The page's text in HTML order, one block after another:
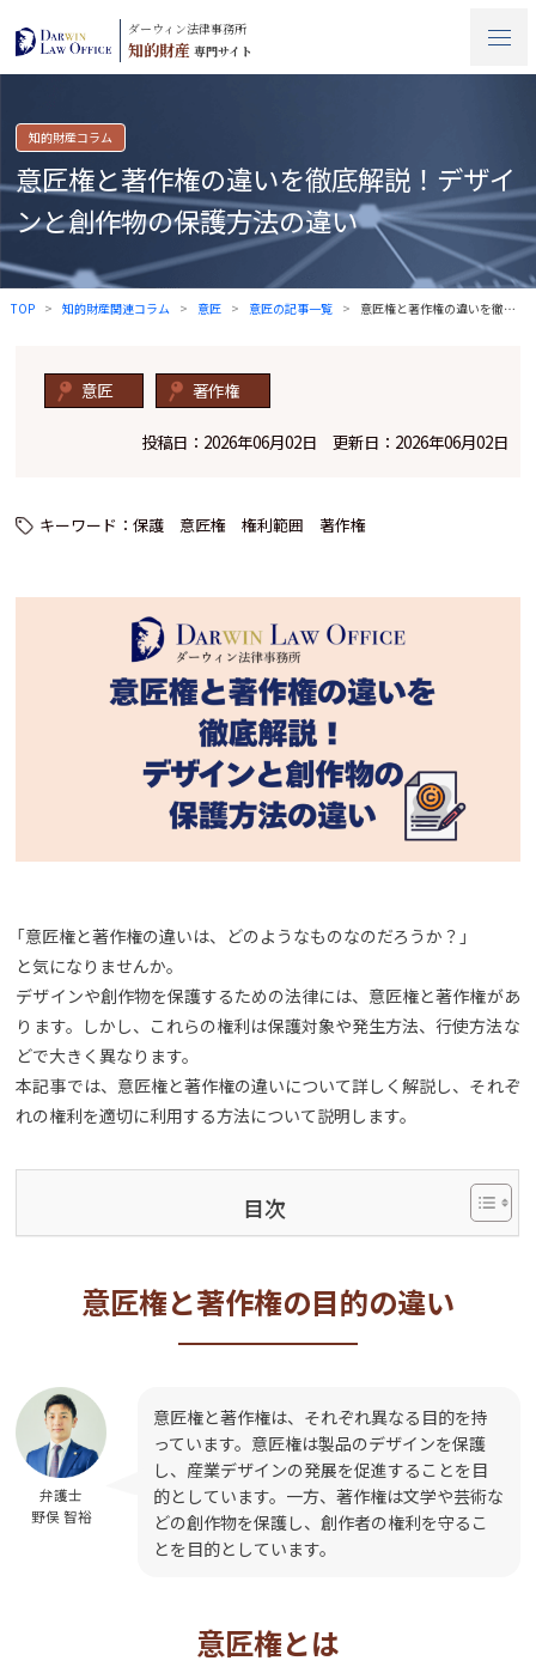
ダーウィン法律事務所
知的財産 専門サイト
知的財産コラム
意匠権と著作権の違いを徹底解説！デザイ
ンと創作物の保護方法の違い
TOP 知的財産関連コラム 意匠 意匠の記事一覧 意匠権と著作権の違いを徹底解説！デザイン…
意匠 著作権
投稿日：2026年06月02日 更新日：2026年06月02日
キーワード：保護 意匠権 権利範囲 著作権
「意匠権と著作権の違いは、どのようなものなのだろうか？」
と気になりませんか。
デザインや創作物を保護するための法律には、意匠権と著作権があ
ります。しかし、これらの権利は保護対象や発生方法、行使方法な
どで大きく異なります。
本記事では、意匠権と著作権の違いについて詳しく解説し、それぞ
れの権利を適切に利用する方法について説明します。
目次
意匠権と著作権の目的の違い
弁護士
野俣 智裕
意匠権と著作権は、それぞれ異なる目的を持
っています。意匠権は製品のデザインを保護
し、産業デザインの発展を促進することを目
的としています。一方、著作権は文学や芸術な
どの創作物を保護し、創作者の権利を守るこ
とを目的としています。
意匠権とは